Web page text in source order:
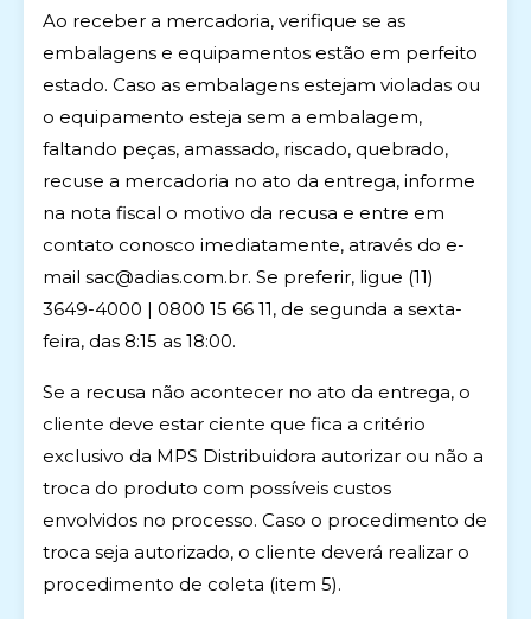
Ao receber a mercadoria, verifique se as
embalagens e equipamentos estão em perfeito
estado. Caso as embalagens estejam violadas ou
o equipamento esteja sem a embalagem,
faltando peças, amassado, riscado, quebrado,
recuse a mercadoria no ato da entrega, informe
na nota fiscal o motivo da recusa e entre em
contato conosco imediatamente, através do e-
mail sac@adias.com.br. Se preferir, ligue (11)
3649-4000 | 0800 15 66 11, de segunda a sexta-
feira, das 8:15 as 18:00.
Se a recusa não acontecer no ato da entrega, o
cliente deve estar ciente que fica a critério
exclusivo da MPS Distribuidora autorizar ou não a
troca do produto com possíveis custos
envolvidos no processo. Caso o procedimento de
troca seja autorizado, o cliente deverá realizar o
procedimento de coleta (item 5).